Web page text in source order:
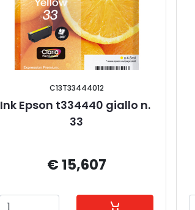
C13T33444012
Ink Epson t334440 giallo n.
33
€ 15,607